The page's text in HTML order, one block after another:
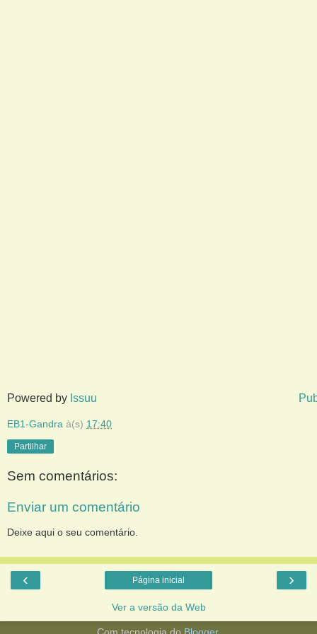
Powered by Issuu
EB1-Gandra à(s) 17:40
Partilhar
Sem comentários:
Enviar um comentário
Deixe aqui o seu comentário.
‹ ›
Página inicial
Ver a versão da Web